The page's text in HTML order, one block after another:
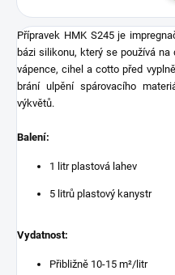
Přípravek HMK S245 je
bázi silikonu, který se používá
vápence, cihel a cotto před
brání ulpění spárovacího
výkvětů.
Balení:
1 litr plastová lahev
5 litrů plastový kanystr
Vydatnost:
Přibližně 10-15 m²/litr